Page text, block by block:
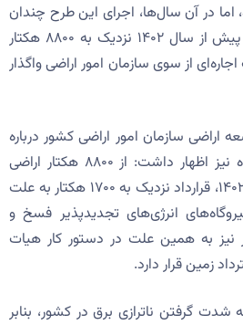
اما در آن سال‌ها، اجرای این طرح چندان
موفق نبوده به طوری که تا پیش از سال ۱۴۰۲ نزدیک به ۸۸۰۰ هکتار
از سوی سازمان امور اراضی واگذار
اراضی سازمان امور اراضی کشور درباره
سرنوشت اراضی واگذار شده نیز اظهار داشت: از ۸۸۰۰ هکتار اراضی
واگذار شده تا پیش از سال ۱۴۰۲، قرارداد نزدیک به ۱۷۰۰ هکتار به علت
انرژی‌های تجدیدپذیر فسخ و
به همین علت در دستور کار هیات
زمین قرار دارد.
گرفتن ناترازی برق در کشور، بنابر